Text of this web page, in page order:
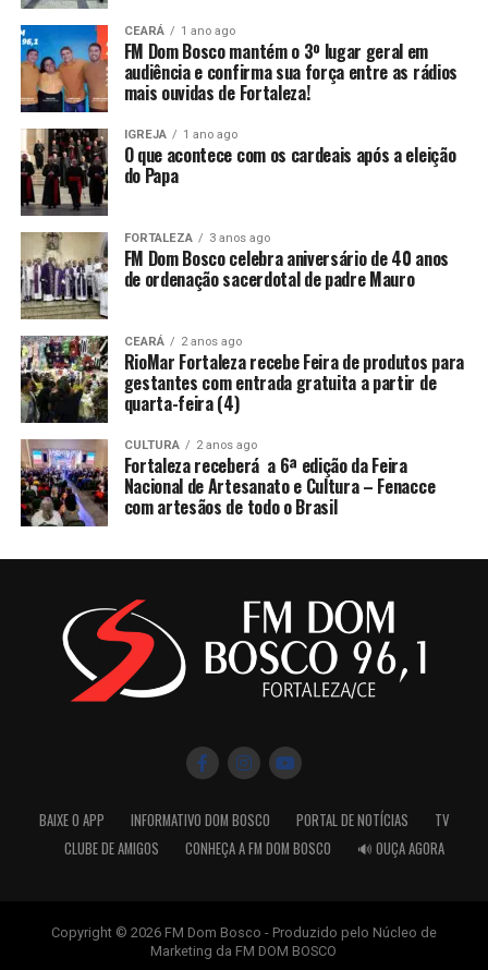
CEARÁ 1 ano ago
FM Dom Bosco mantém o 3º lugar geral em
audiência e confirma sua força entre as rádios
mais ouvidas de Fortaleza!
IGREJA 1 ano ago
O que acontece com os cardeais após a eleição
do Papa
FORTALEZA 3 anos ago
FM Dom Bosco celebra aniversário de 40 anos
de ordenação sacerdotal de padre Mauro
CEARÁ 2 anos ago
RioMar Fortaleza recebe Feira de produtos para
gestantes com entrada gratuita a partir de
quarta-feira (4)
CULTURA 2 anos ago
Fortaleza receberá a 6ª edição da Feira
Nacional de Artesanato e Cultura – Fenacce
com artesãos de todo o Brasil
BAIXE O APP INFORMATIVO DOM BOSCO PORTAL DE NOTÍCIAS
TV
CLUBE DE AMIGOS
CONHEÇA A FM DOM BOSCO 🔊 OUÇA AGORA
Copyright © 2026 FM Dom Bosco - Produzido pelo Núcleo de
Marketing da FM DOM BOSCO